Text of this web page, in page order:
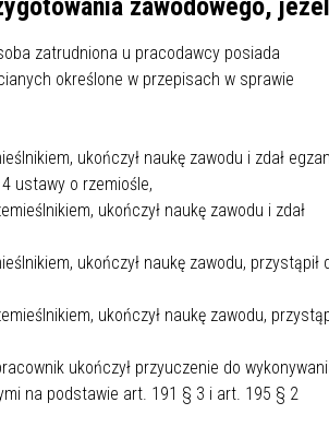
3+ GÓRĄ!"
REJESTR DANYCH
DLA WYRÓŻNIAJĄCYCH SIĘ
DOFINANSOWANIE
ZADANIA DOFINANSOWANE
BUDŻETU PAŃSTWA
DOFINANSOWANIE
FUNDUSZU OCHRONY
WODNEJ W KATOWICACH
zawodowego,
zatrudniona u pracodawcy posiada
określone w przepisach w sprawie
ukończył naukę zawodu i zdał
ustawy o rzemiośle,
ukończył naukę zawodu i zdał
ukończył naukę zawodu, przystąpił
ukończył naukę zawodu,
ukończył przyuczenie do
na podstawie art. 191 § 3 i art. 195 § 2